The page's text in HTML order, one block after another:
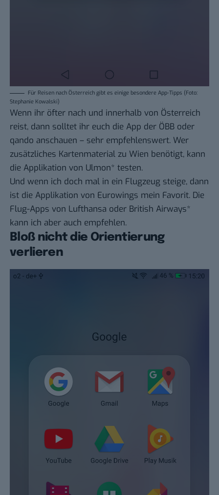
Für Reisen nach Österreich gibt es einige besondere App-Tipps (Foto:
Stephanie Kowalski)
Wenn ihr öfter nach und innerhalb von Österreich
reist, dann solltet ihr euch die App der ÖBB oder
qando anschauen – sehr empfehlenswert. Wer
zusätzliches Kartenmaterial zu Wien benötigt, kann
die Applikation von Ulmon* testen.
Und wenn ich doch mal in ein Flugzeug steige, dann
ist die Applikation von Eurowings mein Favorit. Die
Flug-Apps von Lufthansa oder British Airways*
kann ich aber auch empfehlen.
Bloß nicht die Orientierung
verlieren